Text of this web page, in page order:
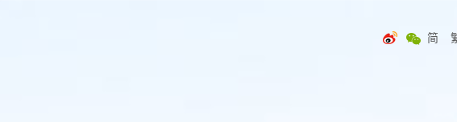
简